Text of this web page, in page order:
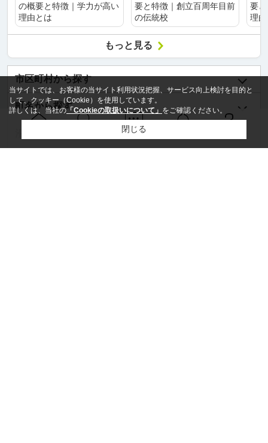
の概要と特徴｜学力が高い
理由とは
要と特徴｜創立百周年目前
の伝統校
要
理
もっと見る
問い合せ
市区町村から探す
町名から探す
当サイトでは、お客様の当サイト利用状況把握、サービス向上検討を目的と
して、クッキー（Cookie）を使用しています。
詳しくは、当社の「Cookieの取扱いについて」 をご確認ください。
閉じる